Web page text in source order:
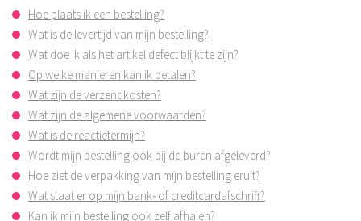
Hoe plaats ik een bestelling?
Wat is de levertijd van mijn bestelling?
Wat doe ik als het artikel defect blijkt te zijn?
Op welke manieren kan ik betalen?
Wat zijn de verzendkosten?
Wat zijn de algemene voorwaarden?
Wat is de reactietermijn?
Wordt mijn bestelling ook bij de buren afgeleverd?
Hoe ziet de verpakking van mijn bestelling eruit?
Wat staat er op mijn bank- of creditcardafschrift?
Kan ik mijn bestelling ook zelf afhalen?